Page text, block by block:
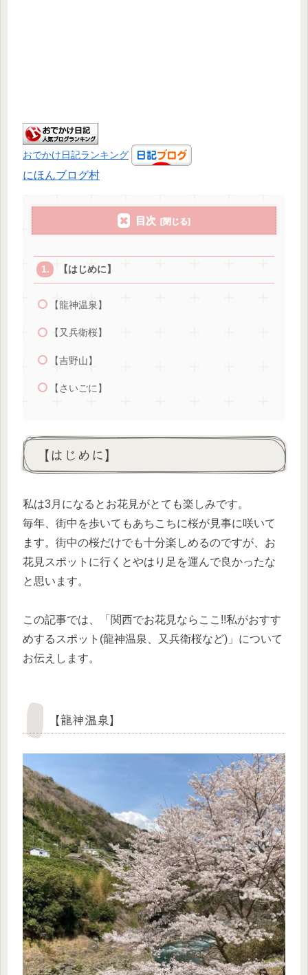
おでかけ日記ランキング
にほんブログ村
目次
【はじめに】
【龍神温泉】
【又兵衛桜】
【吉野山】
【さいごに】
【はじめに】
私は3月になるとお花見がとても楽しみです。
毎年、街中を歩いてもあちこちに桜が見事に咲いて
ます。街中の桜だけでも十分楽しめるのですが、お
花見スポットに行くとやはり足を運んで良かったな
と思います。
この記事では、「関西でお花見ならここ!!私がおすす
めするスポット(龍神温泉、又兵衛桜など)」について
お伝えします。
【龍神温泉】